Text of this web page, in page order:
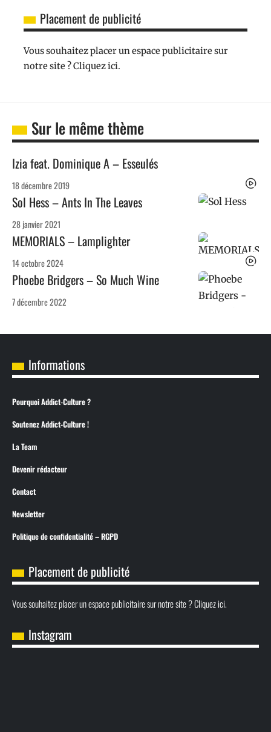
Placement de publicité
Vous souhaitez placer un espace publicitaire sur
notre site ? Cliquez ici.
Sur le même thème
Izia feat. Dominique A – Esseulés
18 décembre 2019
Sol Hess – Ants In The Leaves
28 janvier 2021
MEMORIALS – Lamplighter
14 octobre 2024
Phoebe Bridgers – So Much Wine
7 décembre 2022
Informations
Pourquoi Addict-Culture ?
Soutenez Addict-Culture !
La Team
Devenir rédacteur
Contact
Newsletter
Politique de confidentialité – RGPD
Placement de publicité
Vous souhaitez placer un espace publicitaire sur notre site ? Cliquez ici.
Instagram